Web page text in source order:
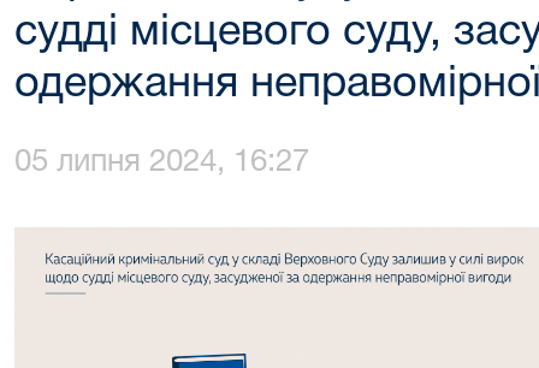
судді місцевого суду,
одержання
05 липня 2024, 16:27